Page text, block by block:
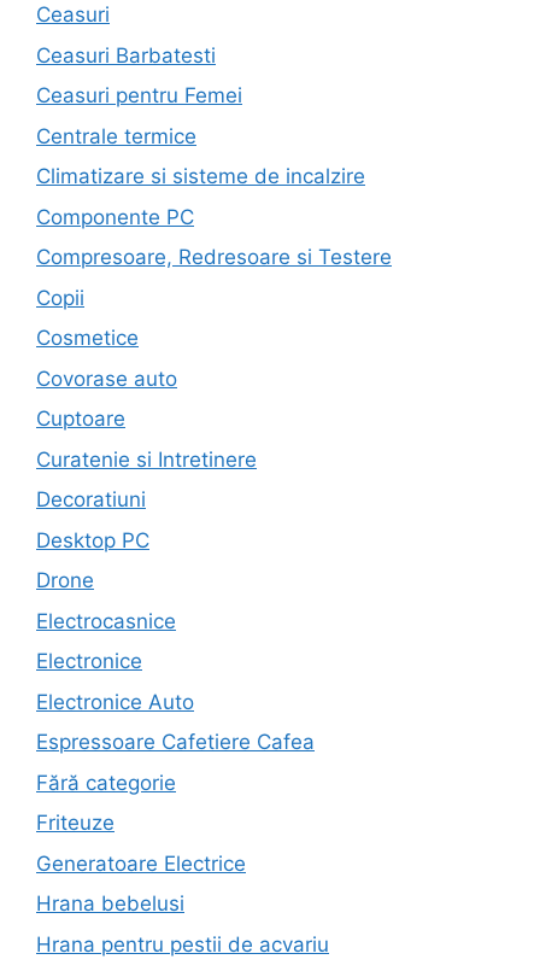
Ceasuri
Ceasuri Barbatesti
Ceasuri pentru Femei
Centrale termice
Climatizare si sisteme de incalzire
Componente PC
Compresoare, Redresoare si Testere
Copii
Cosmetice
Covorase auto
Cuptoare
Curatenie si Intretinere
Decoratiuni
Desktop PC
Drone
Electrocasnice
Electronice
Electronice Auto
Espressoare Cafetiere Cafea
Fără categorie
Friteuze
Generatoare Electrice
Hrana bebelusi
Hrana pentru pestii de acvariu